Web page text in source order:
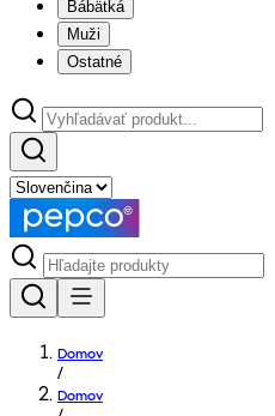
Bábätká
Muži
Ostatné
Domov
/
Domov